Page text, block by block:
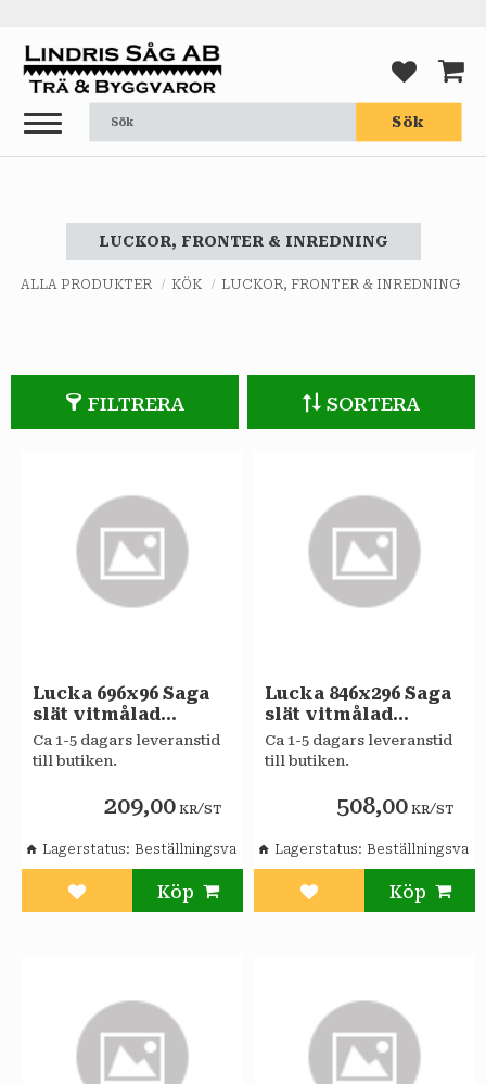
Meny
Sök
LUCKOR, FRONTER & INREDNING
ALLA PRODUKTER KÖK LUCKOR, FRONTER & INREDNING
FILTRERA SORTERA
Lucka 696x96 Saga
slät vitmålad
Sagaköket
Ca 1-5 dagars leveranstid
till butiken.
209,00 KR/ST
Lägg till i favoriter
Lagerstatus Beställningsvara
Lucka 846x296 Saga
slät vitmålad
Sagaköket
Ca 1-5 dagars leveranstid
till butiken.
508,00 KR/ST
Lägg till i favoriter
Lagerstatus Beställningsvara